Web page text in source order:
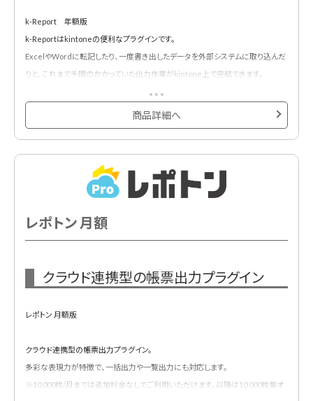
k-Report 年額版
k-Reportはkintoneの便利なプラグインです。
ExcelやWordに転記したり、一度書き出したデータを外部システムに取り込んだ
りと、これまで手間のかかっていた出力作業がkintone上で完結できます。
商品詳細へ
レポトン 月額
クラウド連携型の帳票出力プラグイン
レポトン 月額版
クラウド連携型の帳票出力プラグイン。
多彩な表現力が特徴で、一括出力や一覧出力にも対応します。
※10,000枚/月までは追加料金なしでご利用いただけます。以降は10,000枚毎オ